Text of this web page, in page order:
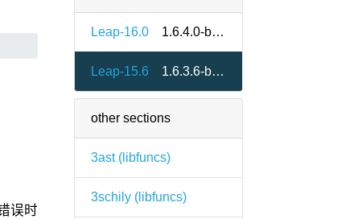
Leap-16.0 1.6.4.0-bp160.1.9
Leap-15.6 1.6.3.6-bp156.3.1
other sections
3ast ( libfuncs)
3schily ( libfuncs)
误时